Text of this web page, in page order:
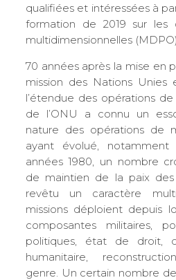
qualifiées et intéressées à
formation de 2019 sur les
multidimensionnelles
70 années après la mise en
mission des Nations Unies
l’étendue des opérations
de l’ONU a connu un
nature des opérations de
ayant évolué,
années 1980, un nombre
de maintien de la paix
revêtu un caractère
missions déploient depuis
composantes militaires,
politiques, état de droit,
humanitaire,
genre. Un certain nombre